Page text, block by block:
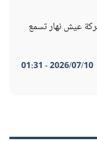
عيش نهار تسمع
2026/07/10 - 01:31